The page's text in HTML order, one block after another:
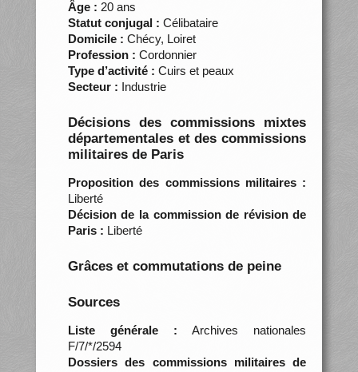
Âge : 20 ans
Statut conjugal : Célibataire
Domicile : Chécy, Loiret
Profession : Cordonnier
Type d’activité : Cuirs et peaux
Secteur : Industrie
Décisions des commissions mixtes
départementales et des commissions
militaires de Paris
Proposition des commissions militaires :
Liberté
Décision de la commission de révision de
Paris : Liberté
Grâces et commutations de peine
Sources
Liste générale : Archives nationales
F/7/*/2594
Dossiers des commissions militaires de